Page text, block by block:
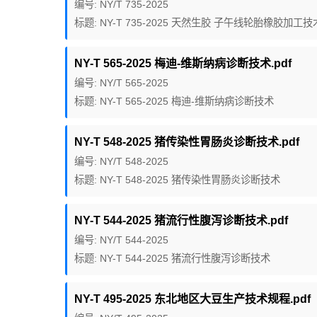
编号: NY/T 735-2025
标题: NY-T 735-2025 天然生胶 子午线轮胎橡胶加工技
NY-T 565-2025 梅迪-维斯纳病诊断技术.pdf
编号: NY/T 565-2025
标题: NY-T 565-2025 梅迪-维斯纳病诊断技术
NY-T 548-2025 猪传染性胃肠炎诊断技术.pdf
编号: NY/T 548-2025
标题: NY-T 548-2025 猪传染性胃肠炎诊断技术
NY-T 544-2025 猪流行性腹泻诊断技术.pdf
编号: NY/T 544-2025
标题: NY-T 544-2025 猪流行性腹泻诊断技术
NY-T 495-2025 东北地区大豆生产技术规程.pdf